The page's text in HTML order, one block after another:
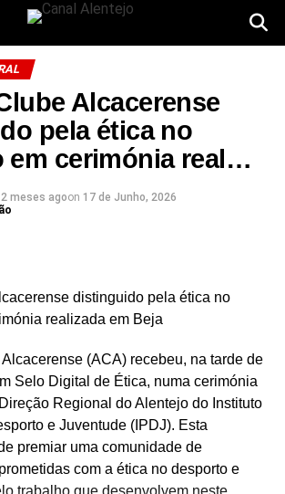
Alcacerense
pela ética no
em cerimónia real…
2 meses agoon 17 de Junho, 2026
distinguido pela ética no
realizada em Beja
(ACA) recebeu, na tarde de
Selo Digital de Ética, numa cerimónia
Regional do Alentejo do Instituto
e Juventude (IPDJ). Esta
premiar uma comunidade de
com a ética no desporto e
trabalho que desenvolvem neste